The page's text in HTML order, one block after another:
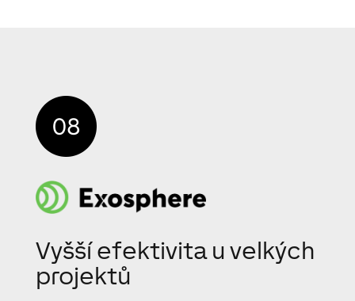
Vyšší efektivita u velkých
projektů